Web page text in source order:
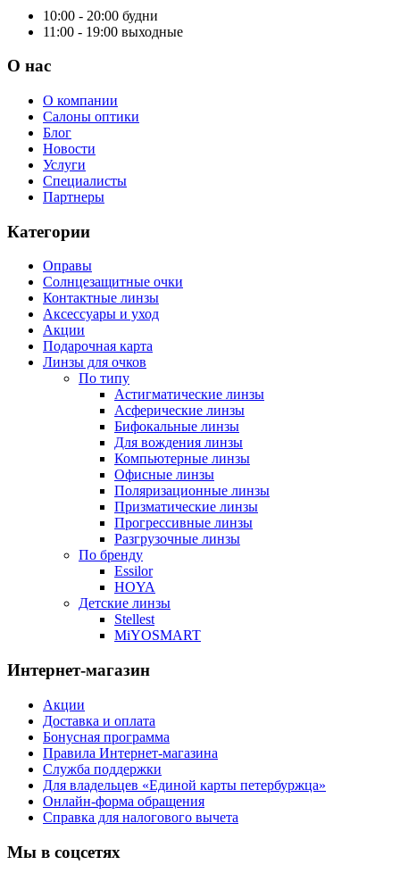
10:00 - 20:00 будни
11:00 - 19:00 выходные
О нас
О компании
Салоны оптики
Блог
Новости
Услуги
Специалисты
Партнеры
Категории
Оправы
Солнцезащитные очки
Контактные линзы
Аксессуары и уход
Акции
Подарочная карта
Линзы для очков
По типу
Астигматические линзы
Асферические линзы
Бифокальные линзы
Для вождения линзы
Компьютерные линзы
Офисные линзы
Поляризационные линзы
Призматические линзы
Прогрессивные линзы
Разгрузочные линзы
По бренду
Essilor
HOYA
Детские линзы
Stellest
MiYOSMART
Интернет-магазин
Акции
Доставка и оплата
Бонусная программа
Правила Интернет-магазина
Служба поддержки
Для владельцев «Единой карты петербуржца»
Онлайн-форма обращения
Справка для налогового вычета
Мы в соцсетях